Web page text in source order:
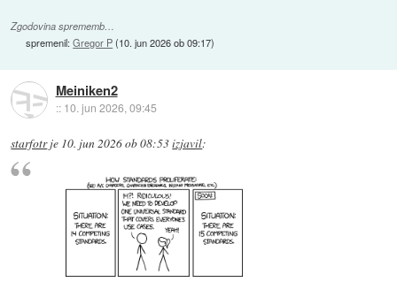
Zgodovina sprememb…
spremenil:Gregor P(10. jun 2026 ob 09:17)
Meiniken2
:: 10. jun 2026, 09:45
starfotrje 10. jun 2026 ob 08:53izjavil: